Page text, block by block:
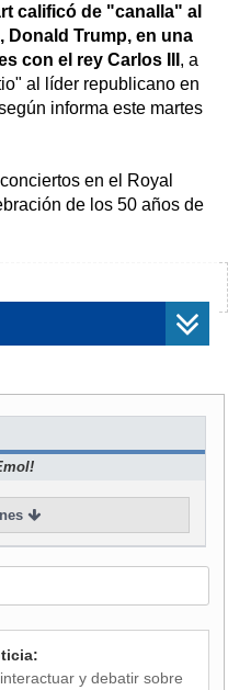
calificó de "canalla" al
Donald Trump, en una
con el rey Carlos III , a
al líder republicano en
informa este martes
en el Royal
de los 50 años de
no fuera por nosotros,
hablarían francés":
que dejó la cena de
con Carlos III
en Estados Unidos!
y debatir sobre